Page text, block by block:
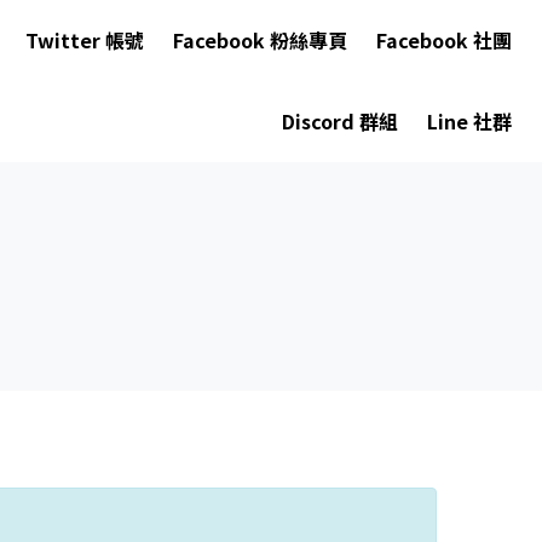
Twitter 帳號 Facebook 粉絲專頁 Facebook 社團
Discord 群組 Line 社群